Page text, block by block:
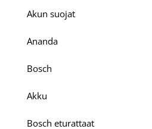
Akun suojat
Ananda
Bosch
Akku
Bosch eturattaat